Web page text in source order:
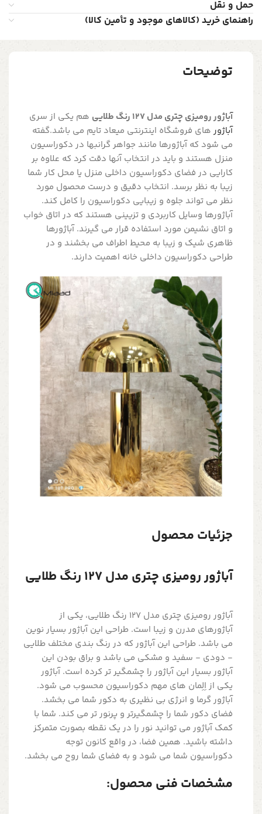
حمل و نقل
راهنمای خرید (کالاهای موجود و تأمین کالا)
توضیحات
آباژور رومیزی چتری مدل 127 رنگ طلایی
هم یکی از سری
آباژور های فروشگاه اینترنتی میعاد تایم می باشد.گفته
می شود که آباژورها مانند جواهر گرانبها در دکوراسیون
منزل هستند و باید در انتخاب آنها دقت کرد که علاوه بر
کارایی در فضای دکوراسیون داخلی منزل یا محل کار شما
زیبا به نظر برسد. انتخاب دقیق و درست محصول مورد
نظر می تواند جلوه و زیبایی دکوراسیون را کامل کند.
آباژورها وسایل کاربردی و تزیینی هستند که در اتاق خواب
و اتاق نشیمن مورد استفاده قرار می گیرند. آباژورها
ظاهری شیک و زیبا به محیط اطراف می بخشند و در
طراحی دکوراسیون داخلی خانه اهمیت دارند.
جزئیات محصول
آباژور رومیزی چتری مدل 127 رنگ طلایی
آباژور رومیزی چتری مدل 127 رنگ طلایی، یکی از
آباژورهای مدرن و زیبا است. طراحی این آباژور بسیار نوین
می باشد. طراحی این آباژور که در رنگ بندی مختلف طلایی
- دودی - سفید و مشکی می باشد و براق بودن این
آباژور بسیار این آباژور را چشمگیر تر کرده است. آباژور
یکی از اِلِمان های مهم دکوراسیون محسوب می شود.
آباژور گرما و انرژی بی نظیری به دکور شما می بخشد.
فضای دکور شما را چشمگیرتر و پرنور تر می کند. شما با
کمک آباژور می توانید نور را در یک نقطه بصورت متمرکز
داشته باشید. همین فضا، در واقع کانون توجه
دکوراسیون شما می شود و به فضای شما روح می بخشد.
مشخصات فنی محصول: